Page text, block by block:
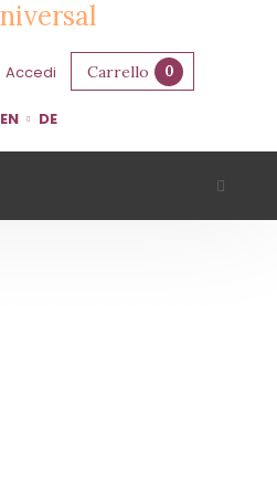
Accedi Carrello 0
EN DE